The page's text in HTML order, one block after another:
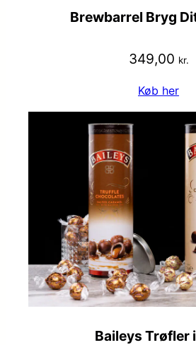
Brewbarrel Bryg
349,00 kr.
Køb her
Baileys Trøfler